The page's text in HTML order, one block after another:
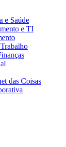
e Saúde
e TI
das Coisas